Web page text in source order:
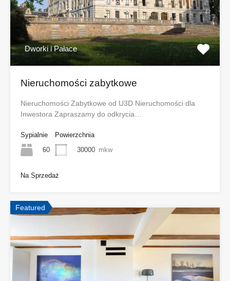
Dworki i Pałace
Nieruchomości zabytkowe
Nieruchomości Zabytkowe od U3D Nieruchomości dla
Inwestora Zapraszamy do odkrycia…
Sypialnie
60
Powierzchnia
30000 mkw
Na Sprzedaż
Featured